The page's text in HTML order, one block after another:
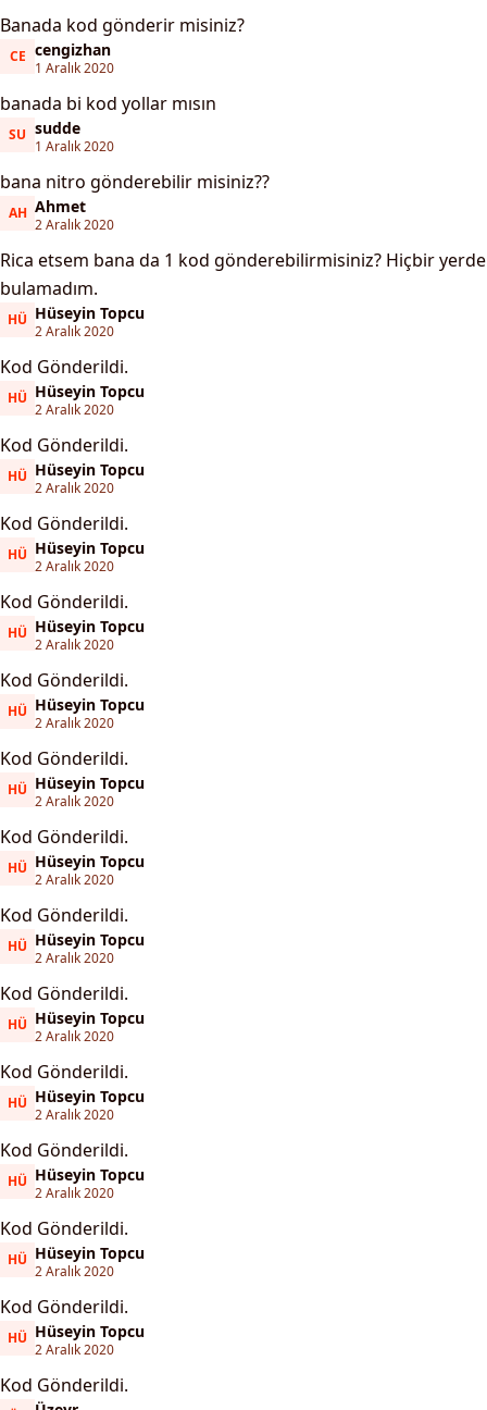
Banada kod gönderir misiniz?
CEcengizhan
cengizhan
1 Aralık 2020
banada bi kod yollar mısın
SUsudde
sudde
1 Aralık 2020
bana nitro gönderebilir misiniz??
AHAhmet
Ahmet
2 Aralık 2020
Rica etsem bana da 1 kod gönderebilirmisiniz? Hiçbir yerde
bulamadım.
HÜHüseyin Topcu
Hüseyin Topcu
2 Aralık 2020
Kod Gönderildi.
HÜHüseyin Topcu
Hüseyin Topcu
2 Aralık 2020
Kod Gönderildi.
HÜHüseyin Topcu
Hüseyin Topcu
2 Aralık 2020
Kod Gönderildi.
HÜHüseyin Topcu
Hüseyin Topcu
2 Aralık 2020
Kod Gönderildi.
HÜHüseyin Topcu
Hüseyin Topcu
2 Aralık 2020
Kod Gönderildi.
HÜHüseyin Topcu
Hüseyin Topcu
2 Aralık 2020
Kod Gönderildi.
HÜHüseyin Topcu
Hüseyin Topcu
2 Aralık 2020
Kod Gönderildi.
HÜHüseyin Topcu
Hüseyin Topcu
2 Aralık 2020
Kod Gönderildi.
HÜHüseyin Topcu
Hüseyin Topcu
2 Aralık 2020
Kod Gönderildi.
HÜHüseyin Topcu
Hüseyin Topcu
2 Aralık 2020
Kod Gönderildi.
HÜHüseyin Topcu
Hüseyin Topcu
2 Aralık 2020
Kod Gönderildi.
HÜHüseyin Topcu
Hüseyin Topcu
2 Aralık 2020
Kod Gönderildi.
HÜHüseyin Topcu
Hüseyin Topcu
2 Aralık 2020
Kod Gönderildi.
HÜHüseyin Topcu
Hüseyin Topcu
2 Aralık 2020
Kod Gönderildi.